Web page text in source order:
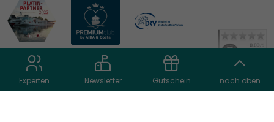
Experten Newsletter Gutschein nach oben